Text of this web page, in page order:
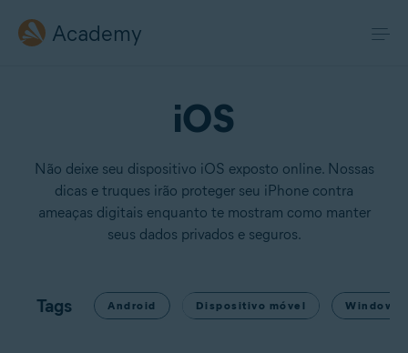
Academy
iOS
Não deixe seu dispositivo iOS exposto online. Nossas
dicas e truques irão proteger seu iPhone contra
ameaças digitais enquanto te mostram como manter
seus dados privados e seguros.
Tags Android Dispositivo móvel Windows